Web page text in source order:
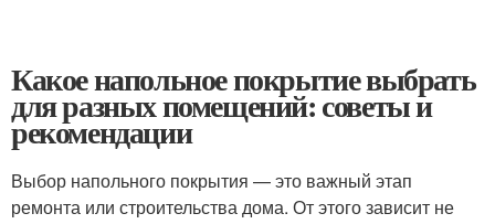
Какое напольное покрытие выбрать
для разных помещений: советы и
рекомендации
Выбор напольного покрытия — это важный этап
ремонта или строительства дома. От этого зависит не